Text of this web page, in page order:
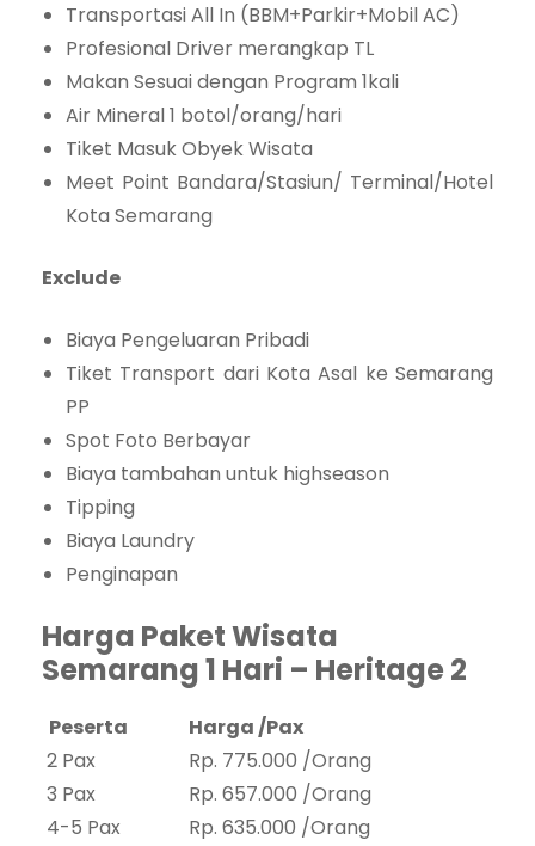
Transportasi All In (BBM+Parkir+Mobil AC)
Profesional Driver merangkap TL
Makan Sesuai dengan Program 1kali
Air Mineral 1 botol/orang/hari
Tiket Masuk Obyek Wisata
Meet Point Bandara/Stasiun/ Terminal/Hotel
Kota Semarang
Exclude
Biaya Pengeluaran Pribadi
Tiket Transport dari Kota Asal ke Semarang
PP
Spot Foto Berbayar
Biaya tambahan untuk highseason
Tipping
Biaya Laundry
Penginapan
Harga Paket Wisata
Semarang 1 Hari – Heritage 2
Peserta
Harga /Pax
2 Pax
Rp. 775.000 /Orang
3 Pax
Rp. 657.000 /Orang
4-5 Pax
Rp. 635.000 /Orang